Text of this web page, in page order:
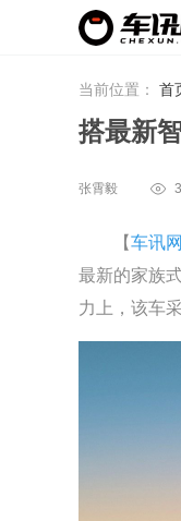
当前位置： 首
搭最新
张霄毅
【车讯网
最新的家族
力上，该车